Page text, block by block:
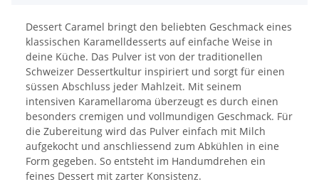
Dessert Caramel bringt den beliebten Geschmack eines
klassischen Karamelldesserts auf einfache Weise in
deine Küche. Das Pulver ist von der traditionellen
Schweizer Dessertkultur inspiriert und sorgt für einen
süssen Abschluss jeder Mahlzeit. Mit seinem
intensiven Karamellaroma überzeugt es durch einen
besonders cremigen und vollmundigen Geschmack. Für
die Zubereitung wird das Pulver einfach mit Milch
aufgekocht und anschliessend zum Abkühlen in eine
Form gegeben. So entsteht im Handumdrehen ein
feines Dessert mit zarter Konsistenz.